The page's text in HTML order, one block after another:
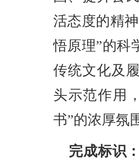
活态度的精
悟原理”的科
传统文化及
头示范作用
书”的浓厚氛
完成标识：